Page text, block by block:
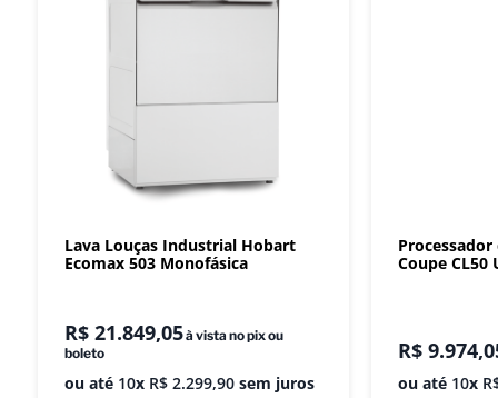
Lava Louças Industrial Hobart
Ecomax 503 Monofásica
R$ 21.849,05à vista no pix ou
boleto
ou até 10x R$ 2.299,90 sem juros
Coupe CL50
R$ 9.974,
ou até 10x